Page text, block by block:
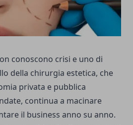
conoscono crisi e uno di
della chirurgia estetica, che
privata e pubblica
continua a macinare
il business anno su anno.